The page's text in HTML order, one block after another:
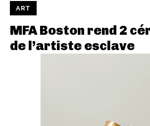
ART
MFA Boston rend 2
de l’artiste esclave